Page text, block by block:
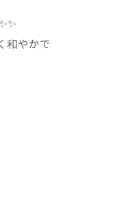
和やかで